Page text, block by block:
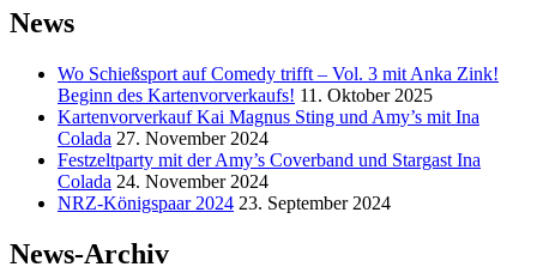
News
Wo Schießsport auf Comedy trifft – Vol. 3 mit Anka Zink!
Beginn des Kartenvorverkaufs! 11. Oktober 2025
Kartenvorverkauf Kai Magnus Sting und Amy’s mit Ina
Colada 27. November 2024
Festzeltparty mit der Amy’s Coverband und Stargast Ina
Colada 24. November 2024
NRZ-Königspaar 2024 23. September 2024
News-Archiv